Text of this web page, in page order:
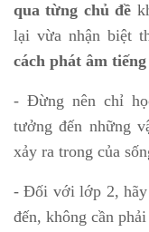
qua từng chủ đề
lại vừa nhận biệt
cách phát âm
- Đừng nên chỉ
tưởng đến những
xảy ra trong của
- Đối với lớp 2, hãy
đến, không cần